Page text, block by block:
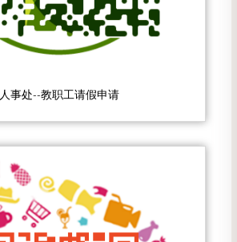
人事处--教职工请假申请